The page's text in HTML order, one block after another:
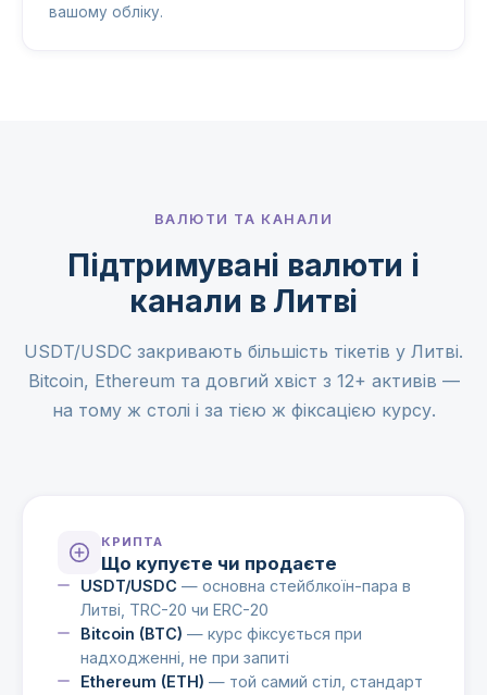
вашому обліку.
ВАЛЮТИ ТА КАНАЛИ
Підтримувані валюти і
канали в Литві
USDT/USDC закривають більшість тікетів у Литві.
Bitcoin, Ethereum та довгий хвіст з 12+ активів —
на тому ж столі і за тією ж фіксацією курсу.
КРИПТА
Що купуєте чи продаєте
USDT/USDC — основна стейблкоїн-пара в
Литві, TRC-20 чи ERC-20
Bitcoin (BTC) — курс фіксується при
надходженні, не при запиті
Ethereum (ETH) — той самий стіл, стандарт